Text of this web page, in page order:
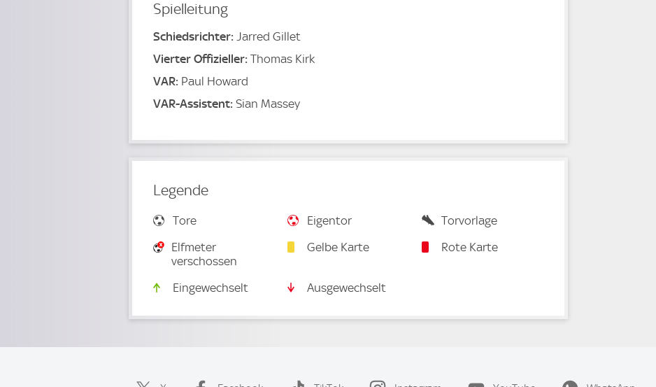
Spielleitung
Schiedsrichter: Jarred Gillet
Vierter Offizieller: Thomas Kirk
VAR: Paul Howard
VAR-Assistent: Sian Massey
Legende
Tore Eigentor
Torvorlage
Elfmeter
verschossen
Gelbe Karte Rote Karte
Eingewechselt Ausgewechselt